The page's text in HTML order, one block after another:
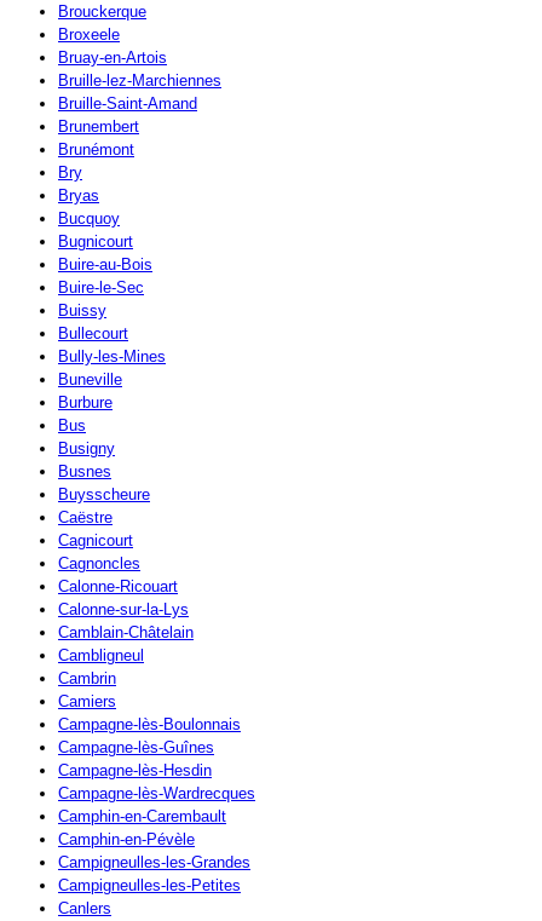
Brouckerque
Broxeele
Bruay-en-Artois
Bruille-lez-Marchiennes
Bruille-Saint-Amand
Brunembert
Brunémont
Bry
Bryas
Bucquoy
Bugnicourt
Buire-au-Bois
Buire-le-Sec
Buissy
Bullecourt
Bully-les-Mines
Buneville
Burbure
Bus
Busigny
Busnes
Buysscheure
Caëstre
Cagnicourt
Cagnoncles
Calonne-Ricouart
Calonne-sur-la-Lys
Camblain-Châtelain
Cambligneul
Cambrin
Camiers
Campagne-lès-Boulonnais
Campagne-lès-Guînes
Campagne-lès-Hesdin
Campagne-lès-Wardrecques
Camphin-en-Carembault
Camphin-en-Pévèle
Campigneulles-les-Grandes
Campigneulles-les-Petites
Canlers